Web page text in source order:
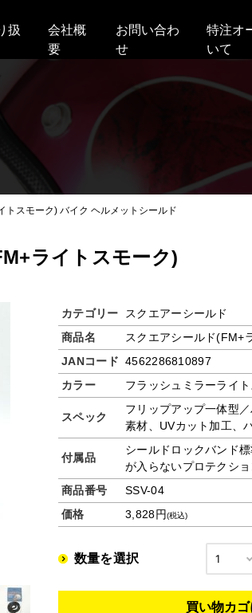
扱
会社概
要
お問い合わ
せ
特注オ
いて
トスモーク) バイク ヘルメットシールド
ライトスモーク)
カテゴリー
スクエアーシールド
商品名
スクエアシールド(FM+
JANコード 4562286810897
カラー
フラッシュミラーライ
スペック
フリップアップ一体型
素材、UVカット加工、
付属品
シールドロックバンド
が入らないプロテクシ
商品番号
SSV-04
価格
3,828円(税込)
数量を選択